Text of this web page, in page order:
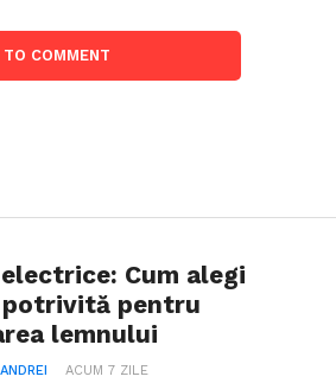
COMMENT
Cum alegi
pentru
lemnului
ACUM 7 ZILE